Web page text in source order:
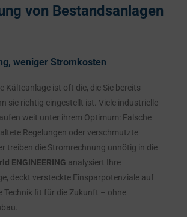
von Bestandsanlagen
weniger Stromkosten
Kälteanlage ist oft die, die Sie bereits
sie richtig eingestellt ist. Viele industrielle
weit unter ihrem Optimum: Falsche
Regelungen oder verschmutzte
treiben die Stromrechnung unnötig in die
ENGINEERING analysiert Ihre
deckt versteckte Einsparpotenziale auf
Technik fit für die Zukunft – ohne